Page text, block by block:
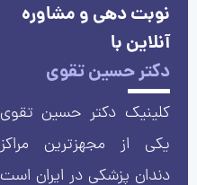
نوبت دهی و مشاوره
آنلاین با
دکتر حسین تقوی
کلینیک دکتر حسین تقوی
یکی از مجهزترین مراکز
دندان پزشکی در ایران است